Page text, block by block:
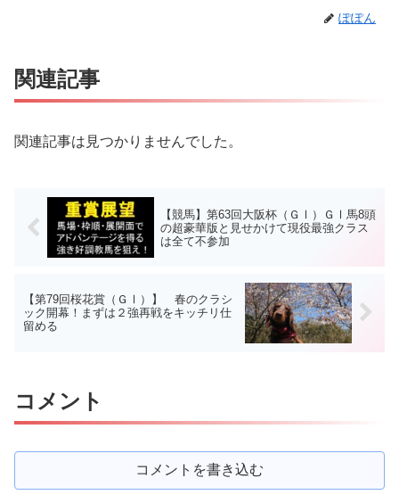
ぽぽん
関連記事
関連記事は見つかりませんでした。
【競馬】第63回大阪杯（ＧⅠ）ＧⅠ馬8頭
の超豪華版と見せかけて現役最強クラス
は全て不参加
【第79回桜花賞（ＧⅠ）】 春のクラシ
ック開幕！まずは２強再戦をキッチリ仕
留める
コメント
コメントを書き込む